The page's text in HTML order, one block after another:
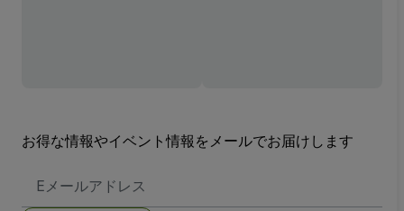
お得な情報やイベント情報をメールでお届けします
メ